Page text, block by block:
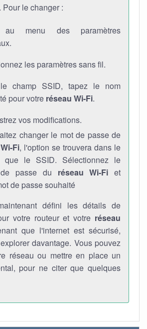
. Pour le changer :
menu des paramètres
les paramètres sans fil.
champ SSID, tapez le nom
pour votre réseau Wi-Fi.
vos modifications.
changer le mot de passe de
Fi, l'option se trouvera dans le
que le SSID. Sélectionnez le
passe du réseau Wi-Fi et
de passe souhaité
défini les détails de
votre routeur et votre réseau
que l'internet est sécurisé,
davantage. Vous pouvez
réseau ou mettre en place un
pour ne citer que quelques